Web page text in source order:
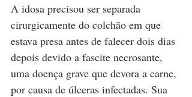
A idosa precisou ser separada
cirurgicamente do colchão em que
estava presa antes de falecer dois dias
depois devido a fascite necrosante,
uma doença grave que devora a carne,
por causa de úlceras infectadas. Sua